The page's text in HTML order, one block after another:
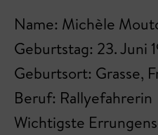
Name: Michèle
Geburtstag: 23. Juni
Geburtsort: Grasse,
Beruf: Rallyefahrerin
Wichtigste